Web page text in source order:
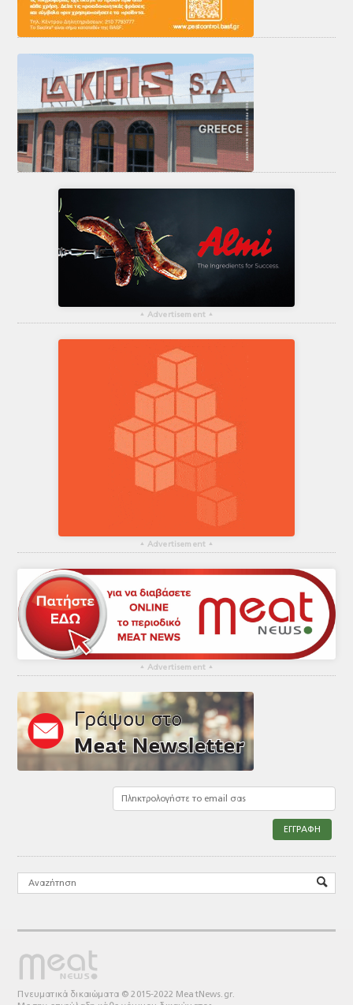
▴ Advertisement ▴
▴ Advertisement ▴
▴ Advertisement ▴
Πνευματικά δικαιώματα © 2015-2022 MeatNews.gr.